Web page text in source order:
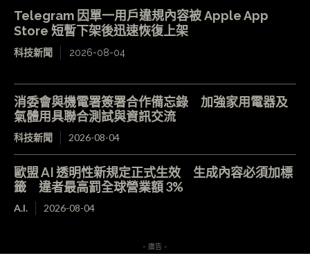
Telegram 因單一用戶違規內容被 Apple App
Store 短暫下架後迅速恢復上架
科技新聞 2026-08-04
消委會與機電署簽署合作備忘錄 加強家用電器及
氣體用具聯合測試與資訊交流
科技新聞 2026-08-04
歐盟 AI 透明性新規定正式生效 生成內容必須加標
籤 違者最高罰全球營業額 3%
A.I. 2026-08-04
- 廣告 -